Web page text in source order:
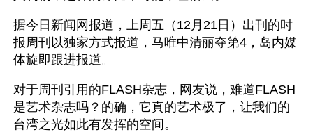
据今日新闻网报道，上周五（12月21日）出刊的时
报周刊以独家方式报道，马唯中清丽夺第4，岛内媒
体旋即跟进报道。
对于周刊引用的FLASH杂志，网友说，难道FLASH
是艺术杂志吗？的确，它真的艺术极了，让我们的
台湾之光如此有发挥的空间。